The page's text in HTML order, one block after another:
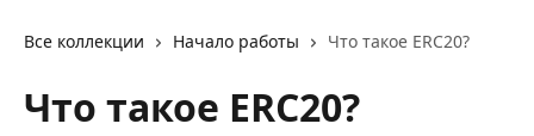
Все коллекции Начало работы Что такое ERC20?
Что такое ERC20?